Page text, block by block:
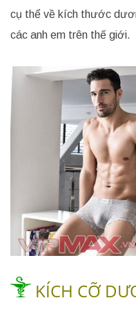
cụ thể về kích thước
các anh em trên thế giới.
KÍCH CỠ